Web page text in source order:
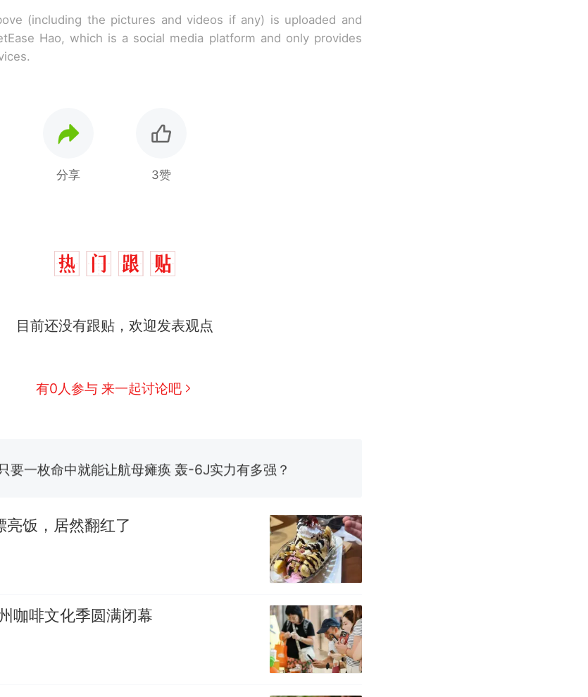
(including the pictures and videos if any) is uploaded and
Hao, which is a social media platform and only provides
分享 3赞
目前还没有跟贴，欢迎发表观点
有0人参与 来一起讨论吧
唯一没有法定首都的国家，刚改国名，总统就邀请中国大使
要一枚命中就能让航母瘫痪 轰-6J实力有多强？
学招聘物理教师，笔试前13名均遭淘汰？教育局：已叫停
饭，居然翻红了
咖啡文化季圆满闭幕